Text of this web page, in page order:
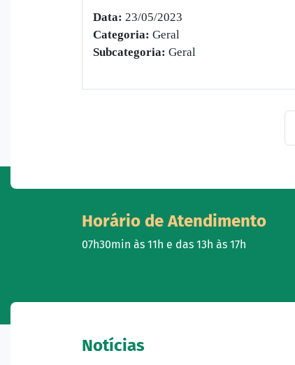
Data: 23/05/2023
Categoria: Geral
Subcategoria: Geral
Horário de Atendimento
07h30min às 11h e das 13h às 17h
Notícias